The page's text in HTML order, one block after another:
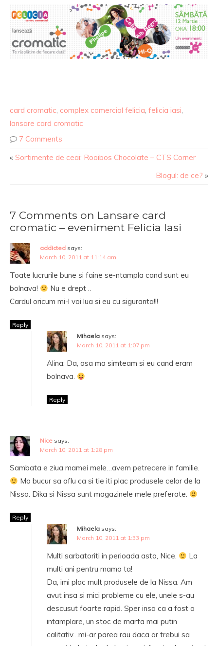
card cromatic, complex comercial felicia, felicia iasi,
lansare card cromatic
7 Comments
« Sortimente de ceai: Rooibos Chocolate – CTS Corner
Blogul: de ce? »
7 Comments on Lansare card
cromatic – eveniment Felicia Iasi
addicted says:
March 10, 2011 at 11:14 am
Toate lucrurile bune si faine se-ntampla cand sunt eu
bolnava!
Nu e drept ..
Cardul oricum mi-l voi lua si eu cu siguranta!!!
Reply
Mihaela says:
March 10, 2011 at 1:07 pm
Alina: Da, asa ma simteam si eu cand eram
bolnava.
Reply
Nice says:
March 10, 2011 at 1:28 pm
Sambata e ziua mamei mele…avem petrecere in familie.
Ma bucur sa aflu ca si tie iti plac produsele celor de la
Nissa. Dika si Nissa sunt magazinele mele preferate.
Reply
Mihaela says:
March 10, 2011 at 1:33 pm
Multi sarbatoriti in perioada asta, Nice.
La
multi ani pentru mama ta!
Da, imi plac mult produsele de la Nissa. Am
avut insa si mici probleme cu ele, unele s-au
descusut foarte rapid. Sper insa ca a fost o
intamplare, un stoc de marfa mai putin
calitativ…mi-ar parea rau daca ar trebui sa